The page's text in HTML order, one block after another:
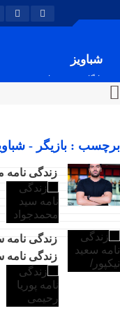
شباویز
پایگاه خبری شباویز
برچسب : بازیگر -
زندگی
زندگی نامه
زندگی نامه